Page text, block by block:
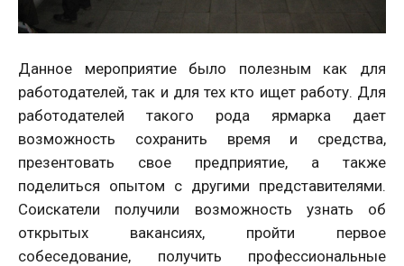
Данное мероприятие было полезным как для
работодателей, так и для тех кто ищет работу. Для
работодателей такого рода ярмарка дает
возможность сохранить время и средства,
презентовать свое предприятие, а также
поделиться опытом с другими представителями.
Соискатели получили возможность узнать об
открытых вакансиях, пройти первое
собеседование, получить профессиональные